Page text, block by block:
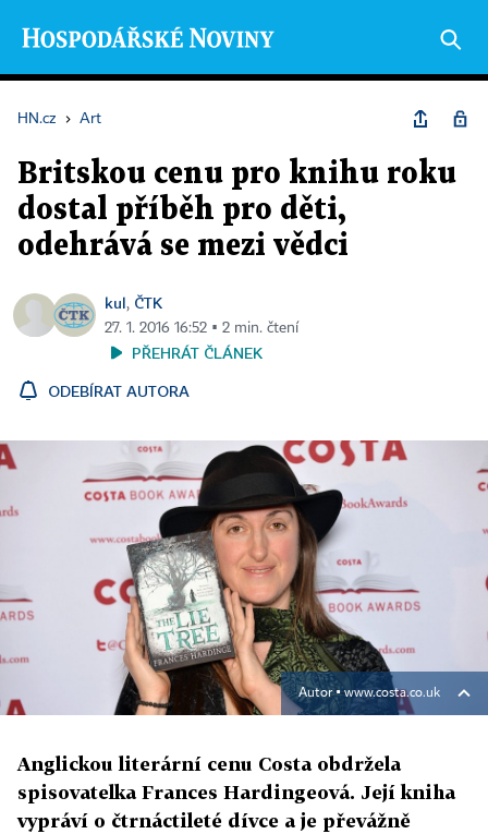
HN.cz › Art
Britskou cenu pro knihu roku
dostal příběh pro děti,
odehrává se mezi vědci
kul, ČTK
27. 1. 2016 16:52 ▪ 2 min. čtení
PŘEHRÁT ČLÁNEK
ODEBÍRAT AUTORA
Autor ▪www.costa.co.uk
Anglickou literární cenu Costa obdržela
spisovatelka Frances Hardingeová. Její kniha
vypráví o čtrnáctileté dívce a je převážně